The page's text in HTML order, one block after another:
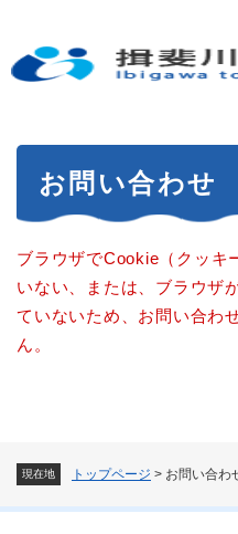
の
現在地 トップページ > お問い合わ
お問い合わせ
ブラウザでCookie（クッキ
いない、または、ブラウザ
ていないため、お問い合わ
ん。